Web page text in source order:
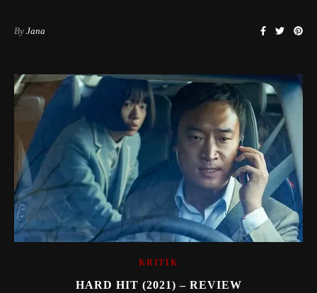
By Jana
KRITIK
HARD HIT (2021) – REVIEW